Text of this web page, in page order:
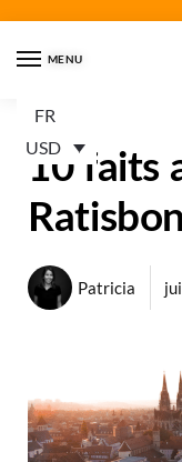
MENU
FR
USD
10 faits
Patricia